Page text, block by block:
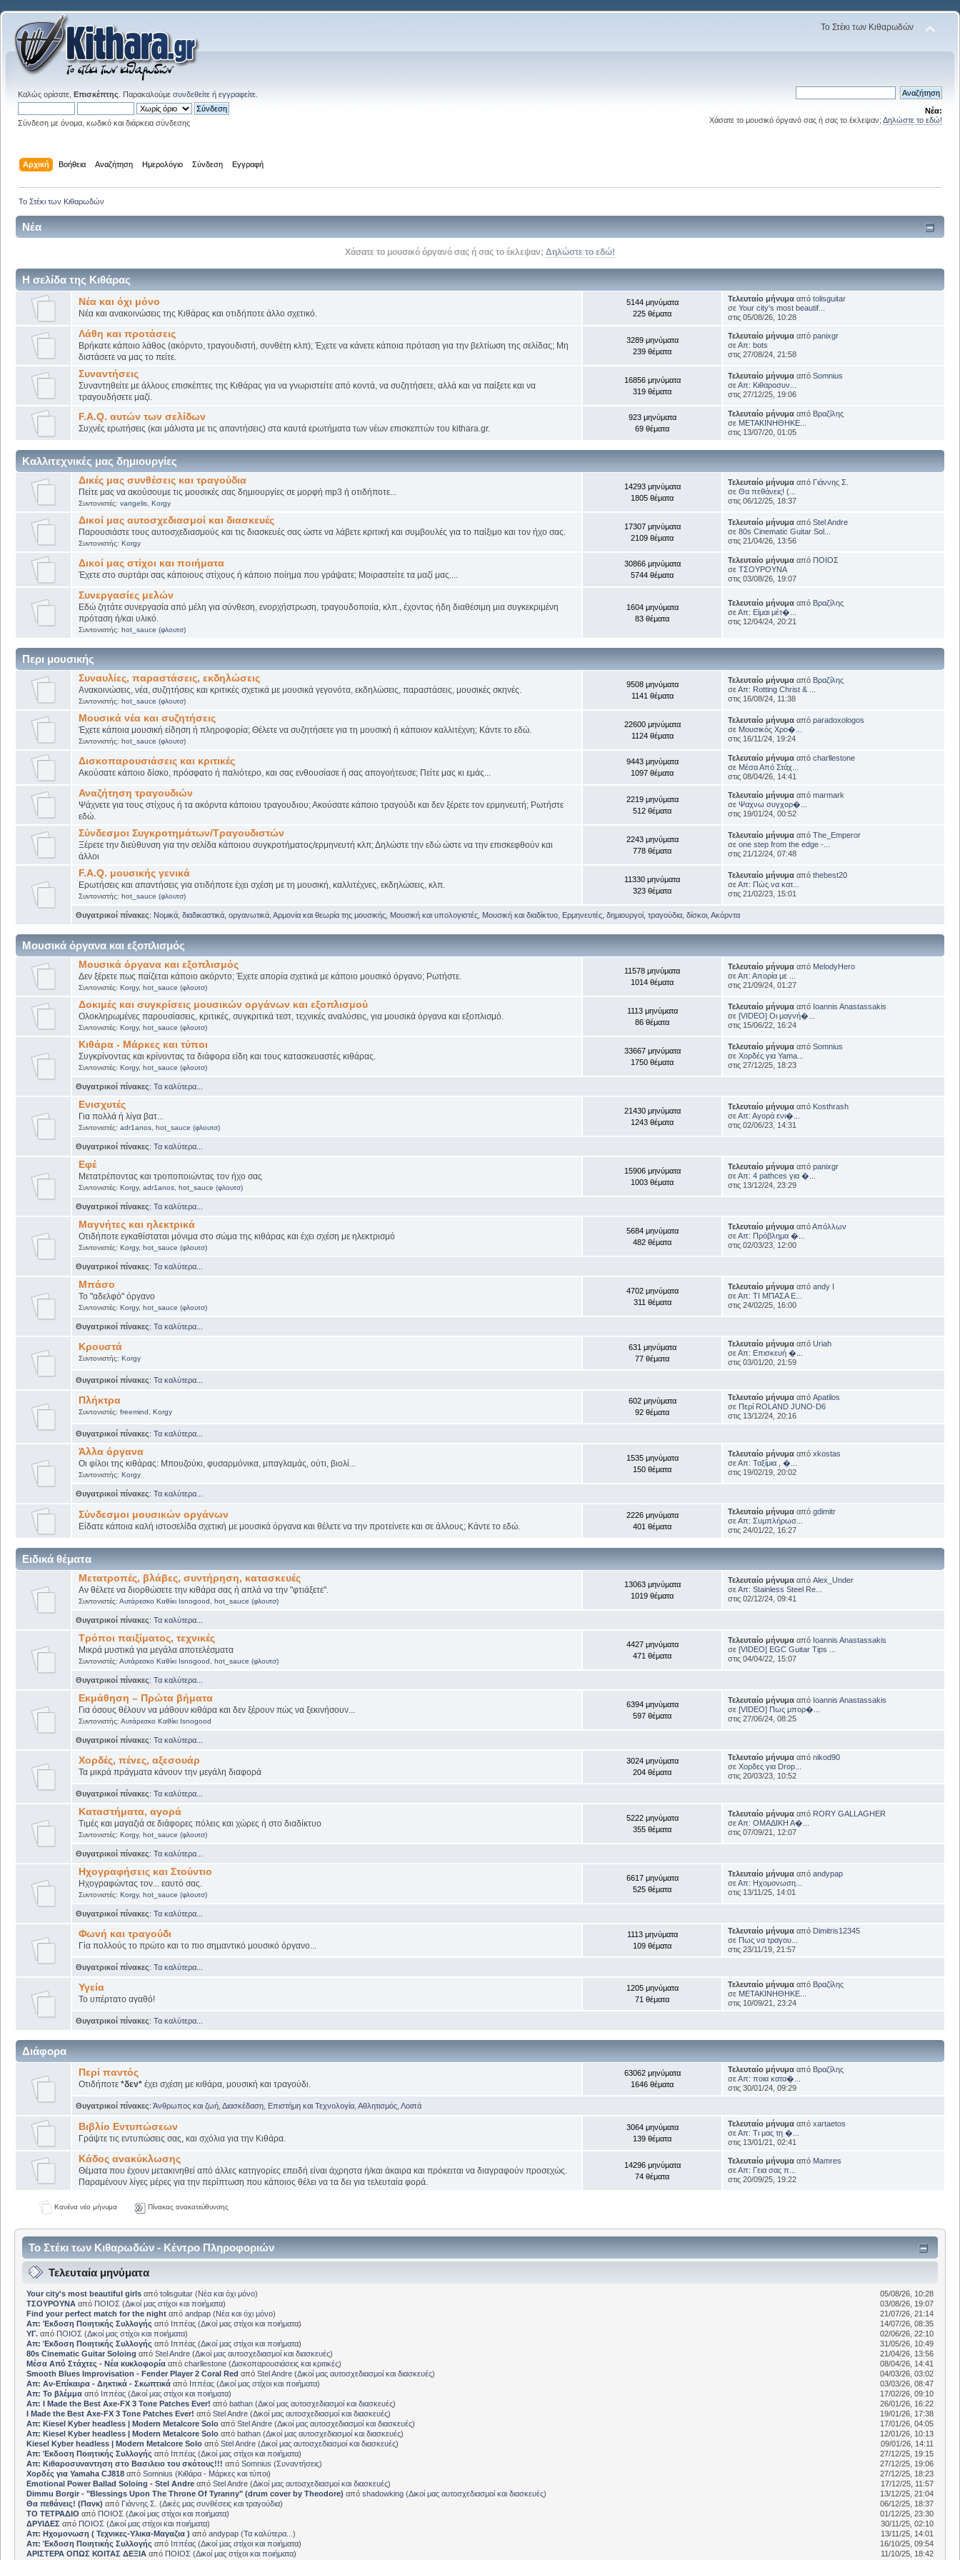
Το Στέκι των Κιθαρωδών
Καλώς ορίσατε, Επισκέπτης . Παρακαλούμε συνδεθείτε ή εγγραφείτε
Σύνδεση με όνομα, κωδικό και διάρκεια σύνδεσης
Νέα:
Χάσατε το μουσικό όργανό σας ή σας το έκλεψαν; Δηλώστε το εδώ!
Αρχική Βοήθεια Αναζήτηση Ημερολόγιο Σύνδεση Εγγραφή
Το Στέκι των Κιθαρωδών
Νέα
Δείτε την σελίδα του kithara.gr στοfacebook, στοtwitter, και στο youtube
Η σελίδα της Κιθάρας
Νέα και όχι μόνο
Νέα και ανακοινώσεις της Κιθάρας και οτιδήποτε άλλο σχετικό.
5144 μηνύματα
225 θέματα
Τελευταίο μήνυμα απόtolisguitar
σεYour city's most beautif...
στις 05/08/26, 10:28
Λάθη και προτάσεις
Βρήκατε κάποιο λάθος (ακόρντο, τραγουδιστή, συνθέτη κλπ); Έχετε να κάνετε κάποια πρόταση για την βελτίωση της σελίδας; Μη
διστάσετε να μας το πείτε.
3289 μηνύματα
239 θέματα
Τελευταίο μήνυμα απόpanixgr
σεΑπ: bots
στις 27/08/24, 21:58
Συναντήσεις
Συναντηθείτε με άλλους επισκέπτες της Κιθάρας για να γνωριστείτε από κοντά, να συζητήσετε, αλλά και να παίξετε και να
τραγουδήσετε μαζί.
16856 μηνύματα
319 θέματα
Τελευταίο μήνυμα απόSomnius
σεΑπ: Κιθαροσυν...
στις 27/12/25, 19:06
F.A.Q. αυτών των σελίδων
Συχνές ερωτήσεις (και μάλιστα με τις απαντήσεις) στα καυτά ερωτήματα των νέων επισκεπτών του kithara.gr.
923 μηνύματα
69 θέματα
Τελευταίο μήνυμα από Βραζίλης
σε ΜΕΤΑΚΙΝΗΘΗΚΕ...
στις 13/07/20, 01:05
Καλλιτεχνικές μας δημιουργίες
Δικές μας συνθέσεις και τραγούδια
Πείτε μας να ακούσουμε τις μουσικές σας δημιουργίες σε μορφή mp3 ή οτιδήποτε...
Συντονιστές: vangelis, Korgy
14293 μηνύματα
1805 θέματα
Τελευταίο μήνυμα από Γιάννης Σ.
σεΘα πεθάνεις! (...
στις 06/12/25, 18:37
Δικοί μας αυτοσχεδιασμοί και διασκευές
Παρουσιάστε τους αυτοσχεδιασμούς και τις διασκευές σας ώστε να λάβετε κριτική και συμβουλές για το παίξιμο και τον ήχο σας.
Συντονιστής: Korgy
17307 μηνύματα
2109 θέματα
Τελευταίο μήνυμα απόStel Andre
σε80s Cinematic Guitar Sol...
στις 21/04/26, 13:56
Δικοί μας στίχοι και ποιήματα
Έχετε στο συρτάρι σας κάποιους στίχους ή κάποιο ποίημα που γράψατε; Μοιραστείτε τα μαζί μας....
30866 μηνύματα
5744 θέματα
Τελευταίο μήνυμα από ΠΟΙΟΣ
σεΤΣΟΥΡΟΥΝΑ
στις 03/08/26, 19:07
Συνεργασίες μελών
Εδώ ζητάτε συνεργασία από μέλη για σύνθεση, ενορχήστρωση, τραγουδοποιία, κλπ., έχοντας ήδη διαθέσιμη μια συγκεκριμένη
πρόταση ή/και υλικό.
Συντονιστής: hot_sauce (φλουτσ)
1604 μηνύματα
83 θέματα
Τελευταίο μήνυμα από Βραζίλης
σεΑπ: Είμαι μέτ�...
στις 12/04/24, 20:21
Περι μουσικής
Συναυλίες, παραστάσεις, εκδηλώσεις
Ανακοινώσεις, νέα, συζητήσεις και κριτικές σχετικά με μουσικά γεγονότα, εκδηλώσεις, παραστάσεις, μουσικές σκηνές.
Συντονιστής: hot_sauce (φλουτσ)
9508 μηνύματα
1141 θέματα
Τελευταίο μήνυμα από Βραζίλης
σεΑπ: Rotting Christ & ...
στις 16/08/24, 11:38
Μουσικά νέα και συζητήσεις
Έχετε κάποια μουσική είδηση ή πληροφορία; Θέλετε να συζητήσετε για τη μουσική ή κάποιον καλλιτέχνη; Κάντε το εδώ.
Συντονιστής: hot_sauce (φλουτσ)
22600 μηνύματα
1124 θέματα
Τελευταίο μήνυμα απόparadoxologos
σε Μουσικός Χρο�...
στις 16/11/24, 19:24
Δισκοπαρουσιάσεις και κριτικές
Ακούσατε κάποιο δίσκο, πρόσφατο ή παλιότερο, και σας ενθουσίασε ή σας απογοήτευσε; Πείτε μας κι εμάς...
9443 μηνύματα
1097 θέματα
Τελευταίο μήνυμα απόcharllestone
σε Μέσα Από Στάχ...
στις 08/04/26, 14:41
Αναζήτηση τραγουδιών
Ψάχνετε για τους στίχους ή τα ακόρντα κάποιου τραγουδιου; Ακούσατε κάποιο τραγούδι και δεν ξέρετε τον ερμηνευτή; Ρωτήστε
εδώ.
2219 μηνύματα
512 θέματα
Τελευταίο μήνυμα απόmarmark
σεΨαχνω συγχορ�...
στις 19/01/24, 00:52
Σύνδεσμοι Συγκροτημάτων/Τραγουδιστών
Ξέρετε την διεύθυνση για την σελίδα κάποιου συγκροτήματος/ερμηνευτή κλπ; Δηλώστε την εδώ ώστε να την επισκεφθούν και
άλλοι
2243 μηνύματα
778 θέματα
Τελευταίο μήνυμα απόThe_Emperor
σεone step from the edge -...
στις 21/12/24, 07:48
F.A.Q. μουσικής γενικά
Ερωτήσεις και απαντήσεις για οτιδήποτε έχει σχέση με τη μουσική, καλλιτέχνες, εκδηλώσεις, κλπ.
Συντονιστής: hot_sauce (φλουτσ)
11330 μηνύματα
323 θέματα
Τελευταίο μήνυμα απόthebest20
σεΑπ: Πώς να κατ...
στις 21/02/23, 15:01
Θυγατρικοί πίνακες: Νομικά, διαδικαστικά, οργανωτικά Αρμονία και θεωρία της μουσικής Μουσική και υπολογιστές Μουσική και διαδίκτυο Ερμηνευτές, δημιουργοί, τραγούδια, δίσκοι Ακόρντα
Μουσικά όργανα και εξοπλισμός
Μουσικά όργανα και εξοπλισμός
Δεν ξέρετε πως παίζεται κάποιο ακόρντο; Έχετε απορία σχετικά με κάποιο μουσικό όργανο; Ρωτήστε.
Συντονιστές: Korgy, hot_sauce (φλουτσ)
11578 μηνύματα
1014 θέματα
Τελευταίο μήνυμα από MelodyHero
σεΑπ: Απορία με ...
στις 21/09/24, 01:27
Δοκιμές και συγκρίσεις μουσικών οργάνων και εξοπλισμού
Ολοκληρωμένες παρουσίασεις, κριτικές, συγκριτικά τεστ, τεχνικές αναλύσεις, για μουσικά όργανα και εξοπλισμό.
Συντονιστές: Korgy, hot_sauce (φλουτσ)
1113 μηνύματα
86 θέματα
Τελευταίο μήνυμα από Ioannis Anastassakis
σε[VIDEO] Οι μαγνή�...
στις 15/06/22, 16:24
Κιθάρα - Μάρκες και τύποι
Συγκρίνοντας και κρίνοντας τα διάφορα είδη και τους κατασκευαστές κιθάρας.
Συντονιστές: Korgy, hot_sauce (φλουτσ)
33667 μηνύματα
1750 θέματα
Τελευταίο μήνυμα απόSomnius
σεΧορδές για Yama...
στις 27/12/25, 18:23
Θυγατρικοί πίνακες: Τα καλύτερα...
Ενισχυτές
Για πολλά ή λίγα βατ...
Συντονιστές: adr1anos, hot_sauce (φλουτσ)
21430 μηνύματα
1243 θέματα
Τελευταίο μήνυμα από Kosthrash
σεΑπ: Αγορά ενι�...
στις 02/06/23, 14:31
Θυγατρικοί πίνακες: Τα καλύτερα...
Εφέ
Μετατρέποντας και τροποποιώντας τον ήχο σας
Συντονιστές: Korgy, adr1anos, hot_sauce (φλουτσ)
15906 μηνύματα
1003 θέματα
Τελευταίο μήνυμα απόpanixgr
σεΑπ: 4 pathces για �...
στις 13/12/24, 23:29
Θυγατρικοί πίνακες: Τα καλύτερα...
Μαγνήτες και ηλεκτρικά
Οτιδήποτε εγκαθίσταται μόνιμα στο σώμα της κιθάρας και έχει σχέση με ηλεκτρισμό
Συντονιστές: Korgy, hot_sauce (φλουτσ)
5684 μηνύματα
482 θέματα
Τελευταίο μήνυμα απόΑπόλλων
σεΑπ: Πρόβλημα �...
στις 02/03/23, 12:00
Θυγατρικοί πίνακες: Τα καλύτερα...
Μπάσο
Το "αδελφό" όργανο
Συντονιστές: Korgy, hot_sauce (φλουτσ)
4702 μηνύματα
311 θέματα
Τελευταίο μήνυμα απόandy I
σεΑπ: ΤΙ ΜΠΑΣΑ Ε...
στις 24/02/25, 16:00
Θυγατρικοί πίνακες: Τα καλύτερα...
Κρουστά
Συντονιστής: Korgy
631 μηνύματα
77 θέματα
Τελευταίο μήνυμα απόUriah
σεΑπ: Επισκευή �...
στις 03/01/20, 21:59
Θυγατρικοί πίνακες: Τα καλύτερα...
Πλήκτρα
Συντονιστές: freemind Korgy
602 μηνύματα
92 θέματα
Τελευταίο μήνυμα απόApatilos
σε Περί ROLAND JUNO-D6
στις 13/12/24, 20:16
Θυγατρικοί πίνακες: Τα καλύτερα...
Άλλα όργανα
Οι φίλοι της κιθάρας: Μπουζούκι, φυσαρμόνικα, μπαγλαμάς, ούτι, βιολί...
Συντονιστής: Korgy
1535 μηνύματα
150 θέματα
Τελευταίο μήνυμα απόxkostas
σεΑπ: Ταξίμια , �...
στις 19/02/19, 20:02
Θυγατρικοί πίνακες: Τα καλύτερα...
Σύνδεσμοι μουσικών οργάνων
Είδατε κάποια καλή ιστοσελίδα σχετική με μουσικά όργανα και θέλετε να την προτείνετε και σε άλλους; Κάντε το εδώ.
2226 μηνύματα
401 θέματα
Τελευταίο μήνυμα απόgdimitr
σεΑπ: Συμπλήρωσ...
στις 24/01/22, 16:27
Ειδικά θέματα
Μετατροπές, βλάβες, συντήρηση, κατασκευές
Αν θέλετε να διορθώσετε την κιθάρα σας ή απλά να την "φτιάξετε".
Συντονιστές: Αυτάρεσκο Καθίκι Isnogood hot_sauce (φλουτσ)
13063 μηνύματα
1019 θέματα
Τελευταίο μήνυμα απόAlex_Under
σεΑπ: Stainless Steel Re...
στις 02/12/24, 09:41
Θυγατρικοί πίνακες: Τα καλύτερα...
Τρόποι παιξίματος, τεχνικές
Μικρά μυστικά για μεγάλα αποτελέσματα
Συντονιστές: Αυτάρεσκο Καθίκι Isnogood hot_sauce (φλουτσ)
4427 μηνύματα
471 θέματα
Τελευταίο μήνυμα από Ioannis Anastassakis
σε[VIDEO] EGC Guitar Tips ...
στις 04/04/22, 15:07
Θυγατρικοί πίνακες: Τα καλύτερα...
Εκμάθηση – Πρώτα βήματα
Για όσους θέλουν να μάθουν κιθάρα και δεν ξέρουν πώς να ξεκινήσουν...
Συντονιστής: Αυτάρεσκο Καθίκι Isnogood
6394 μηνύματα
597 θέματα
Τελευταίο μήνυμα από Ioannis Anastassakis
σε[VIDEO] Πως μπορ�...
στις 27/06/24, 08:25
Θυγατρικοί πίνακες: Τα καλύτερα...
Χορδές, πένες, αξεσουάρ
Τα μικρά πράγματα κάνουν την μεγάλη διαφορά
3024 μηνύματα
204 θέματα
Τελευταίο μήνυμα απόnikod90
σεΧορδες για Drop...
στις 20/03/23, 10:52
Θυγατρικοί πίνακες: Τα καλύτερα...
Καταστήματα, αγορά
Τιμές και μαγαζιά σε διάφορες πόλεις και χώρες ή στο διαδίκτυο
Συντονιστές: Korgy, hot_sauce (φλουτσ)
5222 μηνύματα
355 θέματα
Τελευταίο μήνυμα από RORY GALLAGHER
σεΑπ: ΟΜΑΔΙΚΗ Α�...
στις 07/09/21, 12:07
Θυγατρικοί πίνακες: Τα καλύτερα...
Ηχογραφήσεις και Στούντιο
Ηχογραφώντας τον... εαυτό σας.
Συντονιστές: Korgy, hot_sauce (φλουτσ)
6617 μηνύματα
525 θέματα
Τελευταίο μήνυμα απόandypap
σεΑπ: Ηχομονωση...
στις 13/11/25, 14:01
Θυγατρικοί πίνακες: Τα καλύτερα...
Φωνή και τραγούδι
Γία πολλούς το πρώτο και το πιο σημαντικό μουσικό όργανο...
1113 μηνύματα
109 θέματα
Τελευταίο μήνυμα από Dimitris12345
σε Πως να τραγου...
στις 23/11/19, 21:57
Θυγατρικοί πίνακες: Τα καλύτερα...
Υγεία
Το υπέρτατο αγαθό!
1205 μηνύματα
71 θέματα
Τελευταίο μήνυμα από Βραζίλης
σε ΜΕΤΑΚΙΝΗΘΗΚΕ...
στις 10/09/21, 23:24
Θυγατρικοί πίνακες: Τα καλύτερα...
Διάφορα
Περί παντός
Οτιδήποτε *δεν*έχει σχέση με κιθάρα, μουσική και τραγούδι.
63062 μηνύματα
1646 θέματα
Τελευταίο μήνυμα από Βραζίλης
σεΑπ: ποια κατα�...
στις 30/01/24, 09:29
Θυγατρικοί πίνακες: Άνθρωπος και ζωή Διασκέδαση Επιστήμη και Τεχνολογία Αθλητισμός Λοιπά
Βιβλίο Εντυπώσεων
Γράψτε τις εντυπώσεις σας, και σχόλια για την Κιθάρα.
3064 μηνύματα
139 θέματα
Τελευταίο μήνυμα απόxartaetos
σεΑπ: Τι μας τη �...
στις 13/01/21, 02:41
Κάδος ανακύκλωσης
Θέματα που έχουν μετακινηθεί από άλλες κατηγορίες επειδή είναι άχρηστα ή/και άκαιρα και πρόκειται να διαγραφούν προσεχώς.
Παραμένουν λίγες μέρες για την περίπτωση που κάποιος θέλει να τα δει για τελευταία φορά.
14296 μηνύματα
74 θέματα
Τελευταίο μήνυμα από Mamres
σεΑπ: Γεια σας π...
στις 20/09/25, 19:22
Κανένα νέο μήνυμα Πίνακας ανακατεύθυνσης
Το Στέκι των Κιθαρωδών - Κέντρο Πληροφοριών
Τελευταία μηνύματα
Your city's most beautiful girlsαπό tolisguitar(Νέα και όχι μόνο)
05/08/26, 10:28
ΤΣΟΥΡΟΥΝΑαπό ΠΟΙΟΣ (Δικοί μας στίχοι και ποιήματα)
03/08/26, 19:07
Find your perfect match for the nightαπό andpap(Νέα και όχι μόνο)
21/07/26, 21:14
Απ: Έκδοση Ποιητικής Συλλογής από Ιππέας(Δικοί μας στίχοι και ποιήματα)
14/07/26, 08:35
ΥΓ.από ΠΟΙΟΣ (Δικοί μας στίχοι και ποιήματα)
02/06/26, 22:10
Απ: Έκδοση Ποιητικής Συλλογής από Ιππέας(Δικοί μας στίχοι και ποιήματα)
31/05/26, 10:49
80s Cinematic Guitar Soloing από Stel Andre(Δικοί μας αυτοσχεδιασμοί και διασκευές)
21/04/26, 13:56
Μέσα Από Στάχτες - Νέα κυκλοφορίααπό charllestone(Δισκοπαρουσιάσεις και κριτικές)
08/04/26, 14:41
Smooth Blues Improvisation - Fender Player 2 Coral Red από Stel Andre(Δικοί μας αυτοσχεδιασμοί και διασκευές)
04/03/26, 03:02
Απ: Αν-Επίκαιρα - Δηκτικά - Σκωπτικά από Ιππέας(Δικοί μας στίχοι και ποιήματα)
03/03/26, 08:47
Απ: Το βλέμμα από Ιππέας(Δικοί μας στίχοι και ποιήματα)
17/02/26, 09:10
Απ: I Made the Best Axe-FX 3 Tone Patches Ever! από bathan(Δικοί μας αυτοσχεδιασμοί και διασκευές)
26/01/26, 16:22
I Made the Best Axe-FX 3 Tone Patches Ever! από Stel Andre(Δικοί μας αυτοσχεδιασμοί και διασκευές)
19/01/26, 17:38
Απ: Kiesel Kyber headless | Modern Metalcore Solo από Stel Andre(Δικοί μας αυτοσχεδιασμοί και διασκευές)
17/01/26, 04:05
Απ: Kiesel Kyber headless | Modern Metalcore Solo από bathan(Δικοί μας αυτοσχεδιασμοί και διασκευές)
12/01/26, 10:13
Kiesel Kyber headless | Modern Metalcore Solo από Stel Andre(Δικοί μας αυτοσχεδιασμοί και διασκευές)
09/01/26, 14:11
Απ: Έκδοση Ποιητικής Συλλογής από Ιππέας(Δικοί μας στίχοι και ποιήματα)
27/12/25, 19:15
Απ: Κιθαροσυναντηση στο Βασιλειο του σκότους!!! από Somnius (Συναντήσεις)
27/12/25, 19:06
Χορδές για Yamaha CJ818από Somnius (Κιθάρα - Μάρκες και τύποι)
27/12/25, 18:23
Emotional Power Ballad Soloing - Stel Andreαπό Stel Andre(Δικοί μας αυτοσχεδιασμοί και διασκευές)
17/12/25, 11:57
Dimmu Borgir - "Blessings Upon The Throne Of Tyranny" (drum cover by Theodore) από shadowking(Δικοί μας αυτοσχεδιασμοί και διασκευές)
13/12/25, 21:04
Θα πεθάνεις! (Πανκ) από Γιάννης Σ. (Δικές μας συνθέσεις και τραγούδια)
06/12/25, 18:37
ΤΟ ΤΕΤΡΑΔΙΟ από ΠΟΙΟΣ (Δικοί μας στίχοι και ποιήματα)
01/12/25, 23:30
ΔΡΥΙΔΕΣ από ΠΟΙΟΣ (Δικοί μας στίχοι και ποιήματα)
30/11/25, 02:10
Απ: Ηχομονωση ( Τεχνικες-Υλικα-Μαγαζια ) από andypap(Τα καλύτερα... )
13/11/25, 14:01
Απ: Έκδοση Ποιητικής Συλλογής από Ιππέας(Δικοί μας στίχοι και ποιήματα)
16/10/25, 09:54
ΑΡΙΣΤΕΡΑ ΟΠΩΣ ΚΟΙΤΑΣ ΔΕΞΙΑαπό ΠΟΙΟΣ (Δικοί μας στίχοι και ποιήματα)
11/10/25, 18:42